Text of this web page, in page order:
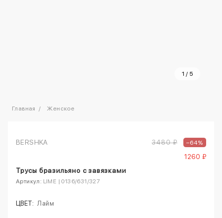
1 / 5
Главная Женское
BERSHKA 3480 ₽ –64%
1260 ₽
Трусы бразильяно с завязками
Артикул: LIME | 0136/631/327
ЦВЕТ: Лайм